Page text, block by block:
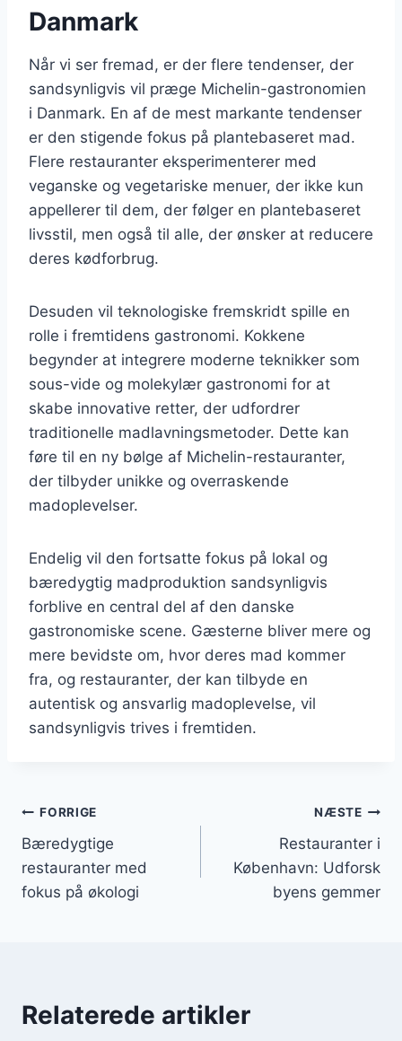
Danmark
Når vi ser fremad, er der flere tendenser, der
sandsynligvis vil præge Michelin-gastronomien
i Danmark. En af de mest markante tendenser
er den stigende fokus på plantebaseret mad.
Flere restauranter eksperimenterer med
veganske og vegetariske menuer, der ikke kun
appellerer til dem, der følger en plantebaseret
livsstil, men også til alle, der ønsker at reducere
deres kødforbrug.
Desuden vil teknologiske fremskridt spille en
rolle i fremtidens gastronomi. Kokkene
begynder at integrere moderne teknikker som
sous-vide og molekylær gastronomi for at
skabe innovative retter, der udfordrer
traditionelle madlavningsmetoder. Dette kan
føre til en ny bølge af Michelin-restauranter,
der tilbyder unikke og overraskende
madoplevelser.
Endelig vil den fortsatte fokus på lokal og
bæredygtig madproduktion sandsynligvis
forblive en central del af den danske
gastronomiske scene. Gæsterne bliver mere og
mere bevidste om, hvor deres mad kommer
fra, og restauranter, der kan tilbyde en
autentisk og ansvarlig madoplevelse, vil
sandsynligvis trives i fremtiden.
Indlægsnavigation
FORRIGE
Bæredygtige
restauranter med
fokus på økologi
NÆSTE
Restauranter i
København: Udforsk
byens gemmer
Relaterede artikler